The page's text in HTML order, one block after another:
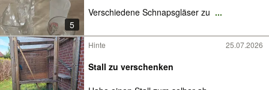
5
Verschiedene Schnapsgläser zu ...
Hinte 25.07.2026
Stall zu verschenken